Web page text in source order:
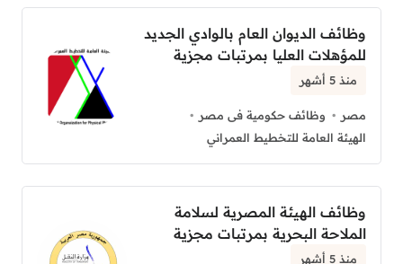
وظائف الديوان العام بالوادي الجديد
للمؤهلات العليا بمرتبات مجزية
منذ 5 أشهر
مصر
وظائف حكومية فى مصر
الهيئة العامة للتخطيط العمراني
وظائف الهيئة المصرية لسلامة
الملاحة البحرية بمرتبات مجزية
منذ 5 أشهر